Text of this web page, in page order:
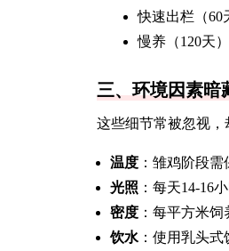
快速出栏（60
慢养（120天
三、环境因素暗
这些细节常被忽视，
温度 ：雏鸡阶段
光照 ：每天14-16
密度 ：每平方米
饮水 ：使用乳头